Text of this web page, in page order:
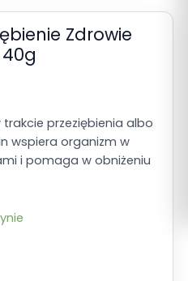
Zdrowie
przeziębienia albo
wspiera organizm w
i pomaga w obniżeniu